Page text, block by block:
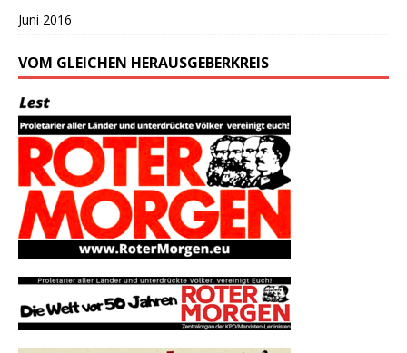
Juni 2016
VOM GLEICHEN HERAUSGEBERKREIS